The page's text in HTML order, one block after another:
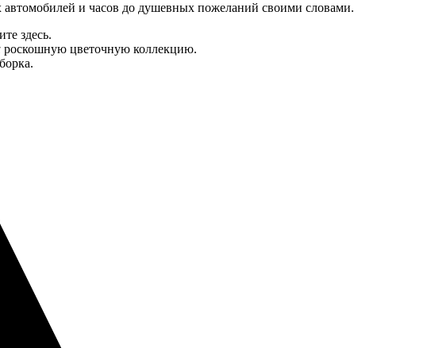
и часов до душевных пожеланий своими словами.
здесь.
роскошную цветочную коллекцию.